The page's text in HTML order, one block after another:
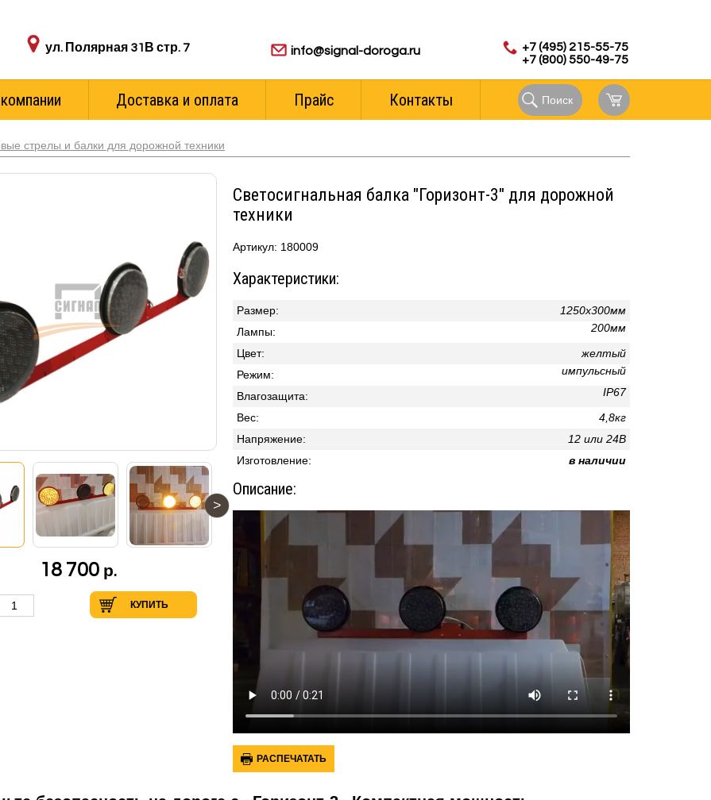
ул. Полярная 31В стр. 7
info@signal-doroga.ru
+7 (495) 215-55-75
+7 (800) 550-49-75
Доставка и оплата Прайс Контакты Поиск
стрелы и балки для дорожной техники
Светосигнальная балка "Горизонт-3" для дорожной
техники
Артикул: 180009
Характеристики:
Размер:
1250х300мм
Лампы:
200мм
Цвет:
желтый
Режим:
импульсный
Влагозащита:
IP67
Вес:
4,8кг
Напряжение:
12 или 24В
Изготовление:
в наличии
Описание:
РАСПЕЧАТАТЬ
>
18 700 р.
КУПИТЬ